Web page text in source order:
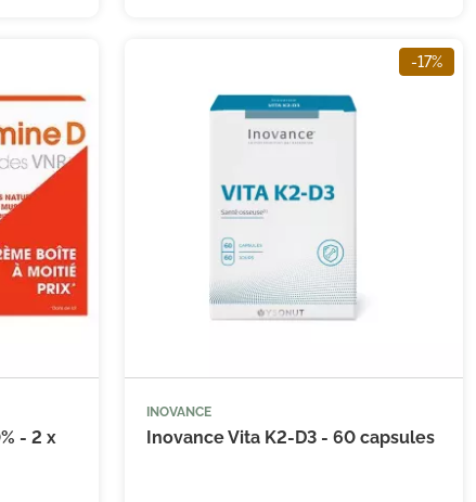
- 2 x
-17%

INOVANCE
Inovance Vita K2-D3 - 60 capsules